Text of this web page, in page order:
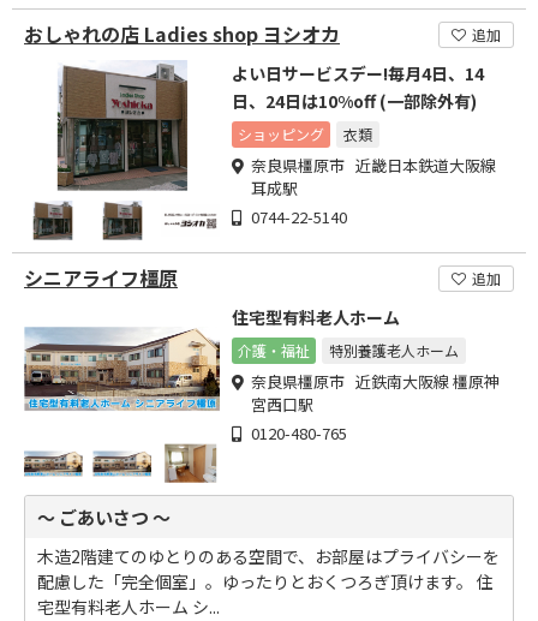
おしゃれの店 Ladies shop ヨシオカ 追加
よい日サービスデー!毎月4日、14
日、24日は10%off (一部除外有)
ショッピング 衣類
奈良県橿原市 近畿日本鉄道大阪線
耳成駅
0744-22-5140
シニアライフ橿原 追加
住宅型有料老人ホーム
介護・福祉 特別養護老人ホーム
奈良県橿原市 近鉄南大阪線 橿原神
宮西口駅
0120-480-765
～ ごあいさつ ～
木造2階建てのゆとりのある空間で、お部屋はプライバシーを
配慮した「完全個室」。ゆったりとおくつろぎ頂けます。 住
宅型有料老人ホーム シ...